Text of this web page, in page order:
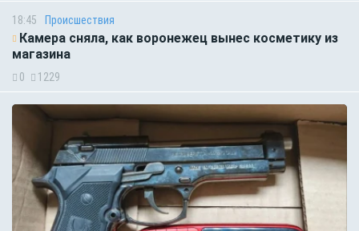
18:45 Происшествия
Камера сняла, как воронежец вынес косметику из
магазина
0 1229